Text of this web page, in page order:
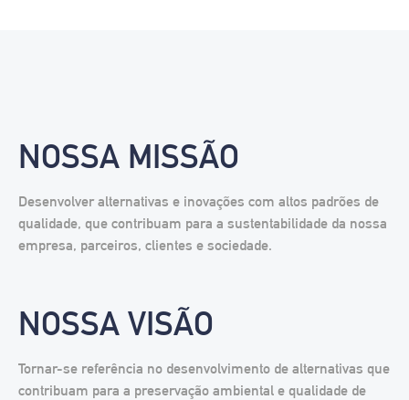
NOSSA MISSÃO
Desenvolver alternativas e inovações com altos padrões de
qualidade, que contribuam para a sustentabilidade da nossa
empresa, parceiros, clientes e sociedade.
NOSSA VISÃO
Tornar-se referência no desenvolvimento de alternativas que
contribuam para a preservação ambiental e qualidade de